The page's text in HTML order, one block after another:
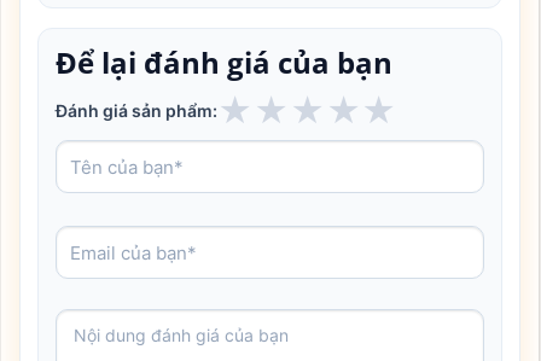
Để lại đánh giá của bạn
Đánh giá sản phẩm: ★ ★ ★ ★★